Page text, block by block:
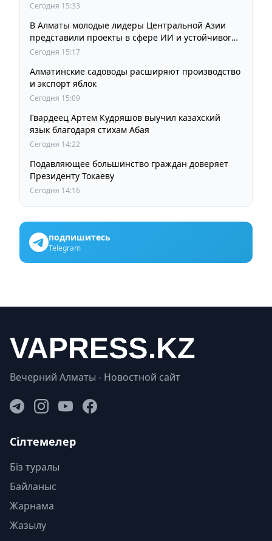
Сегодня 15:33
В Алматы молодые лидеры Центральной Азии
представили проекты в сфере ИИ и устойчивого
развития
Сегодня 15:17
Алматинские садоводы расширяют производство
и экспорт яблок
Сегодня 15:09
Гвардеец Артем Кудряшов выучил казахский
язык благодаря стихам Абая
Сегодня 14:22
Подавляющее большинство граждан доверяет
Президенту Токаеву
Сегодня 14:16
подпишитесь
Telegram
Вечерний Алматы - Новостной сайт
Сілтемелер
Біз туралы
Байланыс
Жарнама
Жазылу